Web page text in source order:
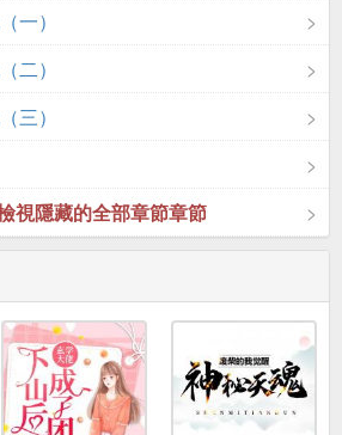
一）
二）
三）
視隱藏的全部章節章節